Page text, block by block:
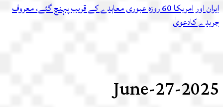
ایران اور امریکا 60 روزہ عبوری معاہدے کے قریب پہنچ گئے، معروف
جریدے کادعویٰ
2025-June-27